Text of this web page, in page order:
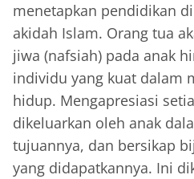
menetapkan pendidikan
akidah Islam. Orang tua
jiwa (nafsiah) pada anak
individu yang kuat dalam
hidup. Mengapresiasi
dikeluarkan oleh anak
tujuannya, dan bersikap
yang didapatkannya. Ini